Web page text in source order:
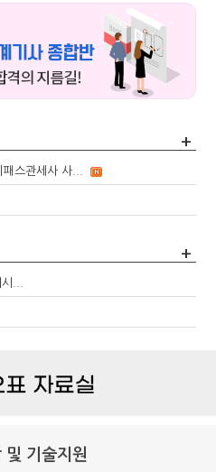
+
패스관세사 사...
+
...
및 기술지원